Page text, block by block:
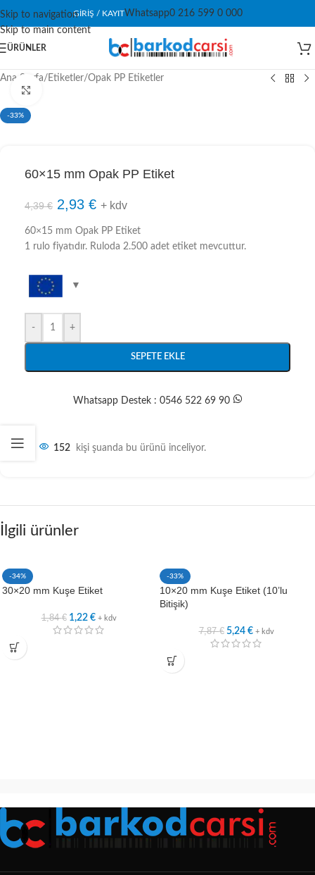
Skip to navigation
Skip to main content
GIRIŞ / KAYITWhatsapp0 216 599 0 000
ÜRÜNLER
Ana Sayfa/ Etiketler/Opak PP Etiketler
-33%
60×15 mm Opak PP Etiket
4,39€ 2,93 € + kdv
60×15 mm Opak PP Etiket
1 rulo fiyatıdır. Ruloda 2.500 adet etiket mevcuttur.
- +
SEPETE EKLE
Whatsapp Destek : 0546 522 69 90
152 kişi şuanda bu ürünü inceliyor.
İlgili ürünler
-34%
30×20 mm Kuşe Etiket
1,84€ 1,22 € + kdv
-33%
10×20 mm Kuşe Etiket (10’lu
Bitişik)
7,87€ 5,24 € + kdv